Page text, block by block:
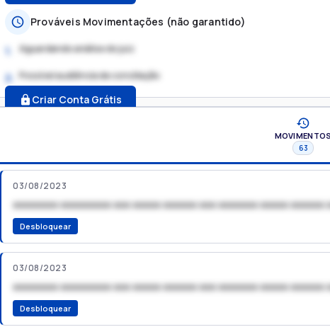
Prováveis Movimentações (não garantido)
1. Aguardando análise do juiz
2. Possível audiência de conciliação
Criar Conta Grátis
MOVIMENTOS
63
03/08/2023
xxxxxxxx xxxxxxxxx xxx xxxxx xxxxxx xxx xxxxxxx xxxxx xxxxxx
Desbloquear
03/08/2023
xxxxxxxx xxxxxxxxx xxx xxxxx xxxxxx xxx xxxxxxx xxxxx xxxxxx
Desbloquear